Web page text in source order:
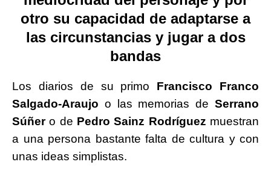
otro su capacidad de adaptarse a
las circunstancias y jugar a dos
bandas
Los diarios de su primo Francisco Franco
Salgado-Araujo o las memorias de Serrano
Súñero de Pedro Sainz Rodríguez muestran
a una persona bastante falta de cultura y con
unas ideas simplistas.